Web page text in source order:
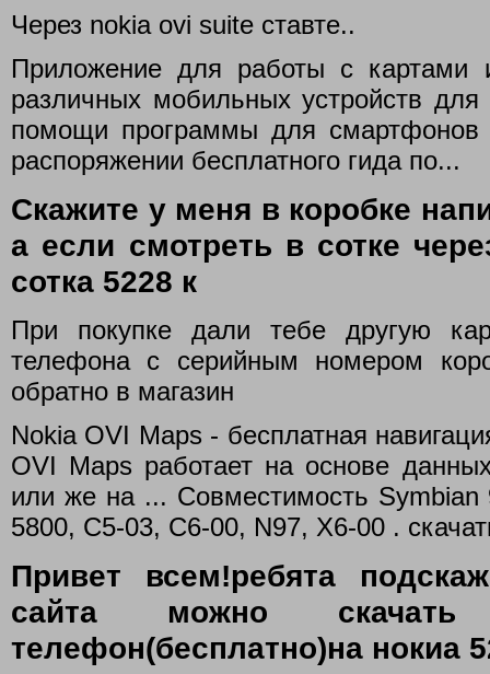
Через nokia ovi suite ставте..
Приложение для работы с картами
различных мобильных устройств
помощи программы для
распоряжении бесплатного гида по...
Скажите у меня в коробке
а если смотреть в сотке
сотка 5228 к
При покупке дали тебе другую
телефона с серийным номером
обратно в магазин
Nokia OVI Maps - бесплатная
OVI Maps работает на основе
или же на ... Совместимость
5800, C5-03, C6-00, N97, X6-00 .
Привет всем!ребята
сайта можно
телефон(бесплатно)на нокиа